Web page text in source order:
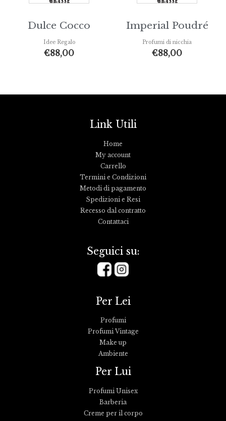
Dulce Cocco
Idee Regalo
€88,00
Imperial Poudré
Profumi di nicchia
€88,00
Link Utili
Home
My account
Carrello
Termini e Condizioni
Metodi di pagamento
Spedizioni e Resi
Recesso dal contratto
Contattaci
Seguici su:
Per Lei
Profumi
Profumi Vintage
Make up
Ambiente
Per Lui
Profumi Unisex
Barberia
Creme per il corpo